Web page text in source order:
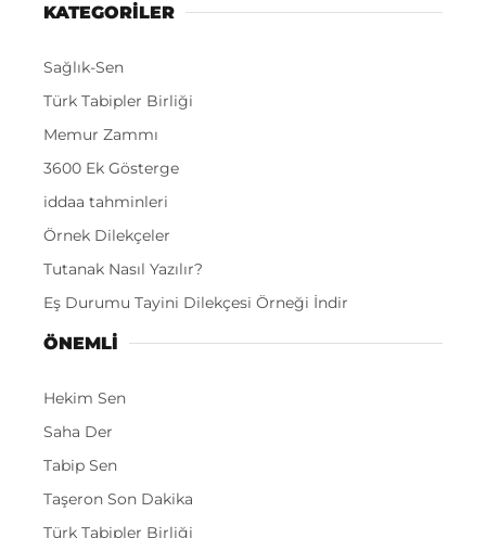
KATEGORİLER
Sağlık-Sen
Türk Tabipler Birliği
Memur Zammı
3600 Ek Gösterge
iddaa tahminleri
Örnek Dilekçeler
Tutanak Nasıl Yazılır?
Eş Durumu Tayini Dilekçesi Örneği İndir
ÖNEMLI
Hekim Sen
Saha Der
Tabip Sen
Taşeron Son Dakika
Türk Tabipler Birliği